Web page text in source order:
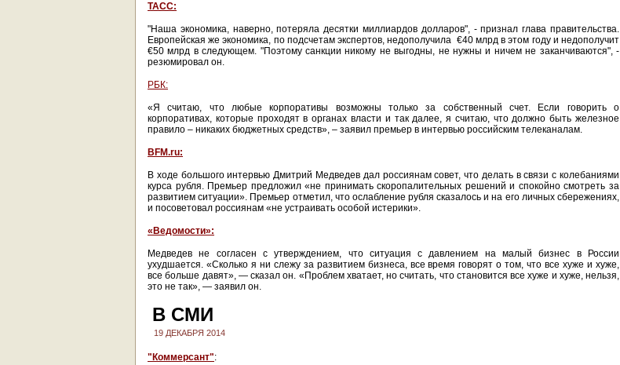
ТАСС:
"Наша экономика, наверно, потеряла десятки миллиардов долларов", - признал глава правительства.
Европейская же экономика, по подсчетам экспертов, недополучила €40 млрд в этом году и недополучит
€50 млрд в следующем. "Поэтому санкции никому не выгодны, не нужны и ничем не заканчиваются", -
резюмировал он.
РБК:
«Я считаю, что любые корпоративы возможны только за собственный счет. Если говорить о
корпоративах, которые проходят в органах власти и так далее, я считаю, что должно быть железное
правило – никаких бюджетных средств», – заявил премьер в интервью российским телеканалам.
BFM.ru:
В ходе большого интервью Дмитрий Медведев дал россиянам совет, что делать в связи с колебаниями
курса рубля. Премьер предложил «не принимать скоропалительных решений и спокойно смотреть за
развитием ситуации». Премьер отметил, что ослабление рубля сказалось и на его личных сбережениях,
и посоветовал россиянам «не устраивать особой истерики».
«Ведомости»:
Медведев не согласен с утверждением, что ситуация с давлением на малый бизнес в России
ухудшается. «Сколько я ни слежу за развитием бизнеса, все время говорят о том, что все хуже и хуже,
все больше давят», — сказал он. «Проблем хватает, но считать, что становится все хуже и хуже, нельзя,
это не так», — заявил он.
В СМИ
19 ДЕКАБРЯ 2014
"Коммерсант":